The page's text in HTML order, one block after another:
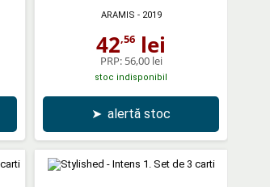
ARAMIS - 2019
42,56 lei
PRP: 56,00 lei
stoc indisponibil
➤ alertă stoc